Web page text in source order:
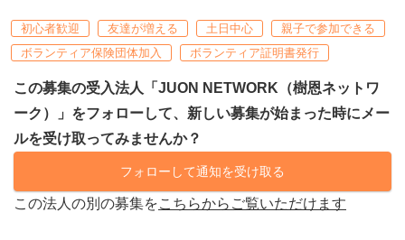
初心者歓迎 友達が増える 土日中心
親子で参加できる
ボランティア保険団体加入
ボランティア証明書発行
この募集の受入法人「JUON NETWORK（樹恩ネットワ
ーク）」をフォローして、新しい募集が始まった時にメー
ルを受け取ってみませんか？
フォローして通知を受け取る
この法人の別の募集をこちらからご覧いただけます